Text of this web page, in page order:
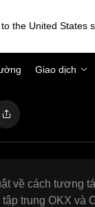
the United States
Giao dịch
về cách tương
trung OKX và